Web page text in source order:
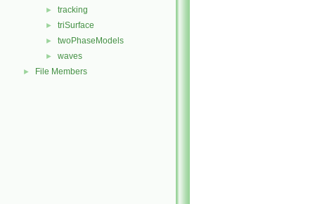
► tracking
► triSurface
► twoPhaseModels
► waves
► File Members